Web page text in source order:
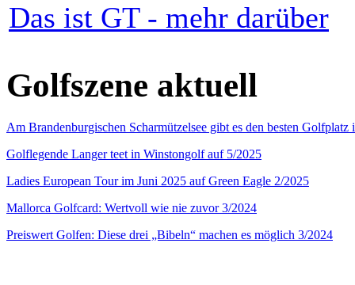
Das ist GT - mehr darüber
Golfszene aktuell
Am Brandenburgischen Scharmützelsee gibt es den besten
Golflegende Langer teet in Winstongolf auf 5/2025
Ladies European Tour im Juni 2025 auf Green Eagle 2/2025
Mallorca Golfcard: Wertvoll wie nie zuvor 3/2024
Preiswert Golfen: Diese drei „Bibeln“ machen es möglich 3/2024